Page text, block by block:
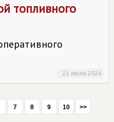
топливного
21 июля 2026
7 8 9 10 >>